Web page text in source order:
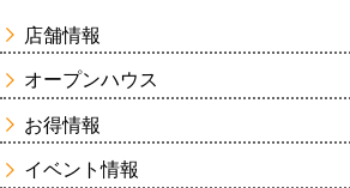
店舗情報
オープンハウス
お得情報
イベント情報